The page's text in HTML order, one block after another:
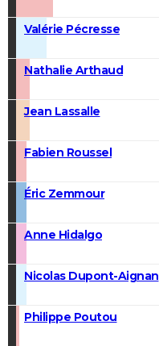
Valérie Pécresse
Nathalie Arthaud
Jean Lassalle
Fabien Roussel
Éric Zemmour
Anne Hidalgo
Nicolas Dupont-Aignan
Philippe Poutou